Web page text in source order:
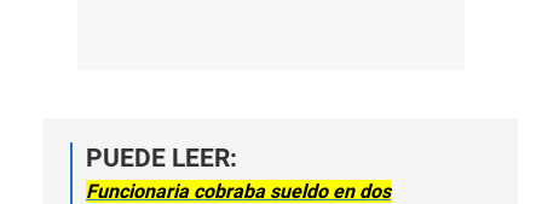
PUEDE LEER:
Funcionaria cobraba sueldo en dos